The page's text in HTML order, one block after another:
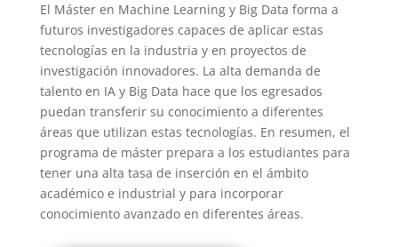
El Máster en Machine Learning y Big Data forma a
futuros investigadores capaces de aplicar estas
tecnologías en la industria y en proyectos de
investigación innovadores. La alta demanda de
talento en IA y Big Data hace que los egresados
puedan transferir su conocimiento a diferentes
áreas que utilizan estas tecnologías. En resumen, el
programa de máster prepara a los estudiantes para
tener una alta tasa de inserción en el ámbito
académico e industrial y para incorporar
conocimiento avanzado en diferentes áreas.